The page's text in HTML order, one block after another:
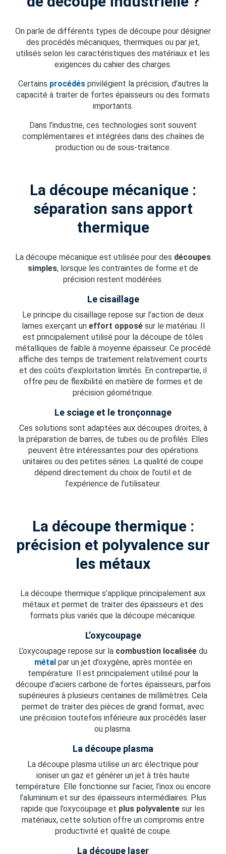
On parle de différents types de découpe pour désigner
des procédés mécaniques, thermiques ou par jet,
utilisés selon les caractéristiques des matériaux et les
exigences du cahier des charges.
Certains procédésprivilégient la précision, d’autres la
capacité à traiter de fortes épaisseurs ou des formats
importants.
Dans l’industrie, ces technologies sont souvent
complémentaires et intégrées dans des chaînes de
production ou de sous-traitance.
La découpe mécanique :
séparation sans apport
thermique
La découpe mécanique est utilisée pour des découpes
simples, lorsque les contraintes de forme et de
précision restent modérées.
Le cisaillage
Le principe du cisaillage repose sur l’action de deux
lames exerçant un effort opposésur le matériau. Il
est principalement utilisé pour la découpe de tôles
métalliques de faible à moyenne épaisseur. Ce procédé
affiche des temps de traitement relativement courts
et des coûts d’exploitation limités. En contrepartie, il
offre peu de flexibilité en matière de formes et de
précision géométrique.
Le sciage et le tronçonnage
Ces solutions sont adaptées aux découpes droites, à
la préparation de barres, de tubes ou de profilés. Elles
peuvent être intéressantes pour des opérations
unitaires ou des petites séries. La qualité de coupe
dépend directement du choix de l’outil et de
l’expérience de l’utilisateur.
La découpe thermique :
précision et polyvalence sur
les métaux
La découpe thermique s’applique principalement aux
métaux et permet de traiter des épaisseurs et des
formats plus variés que la découpe mécanique.
L’oxycoupage
L’oxycoupage repose sur la combustion localisée du
métal par un jet d’oxygène, après montée en
température. Il est principalement utilisé pour la
découpe d’aciers carbone de fortes épaisseurs, parfois
supérieures à plusieurs centaines de millimètres. Cela
permet de traiter des pièces de grand format, avec
une précision toutefois inférieure aux procédés laser
ou plasma.
La découpe plasma
La découpe plasma utilise un arc électrique pour
ioniser un gaz et générer un jet à très haute
température. Elle fonctionne sur l’acier, l’inox ou encore
l’aluminium et sur des épaisseurs intermédiaires. Plus
rapide que l’oxycoupage et plus polyvalente sur les
matériaux, cette solution offre un compromis entre
productivité et qualité de coupe.
La découpe laser